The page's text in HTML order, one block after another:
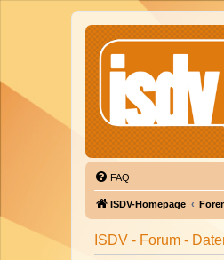
FAQ
ISDV-Homepage
ISDV - Forum -